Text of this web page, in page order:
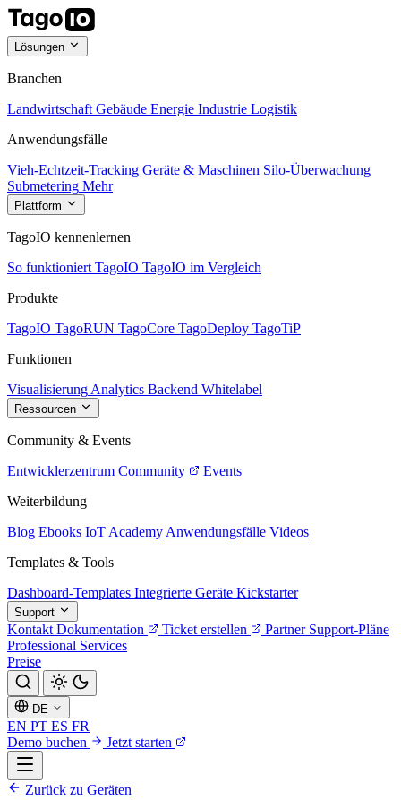
Lösungen
Branchen
Landwirtschaft Gebäude Energie Industrie Logistik
Anwendungsfälle
Vieh-Echtzeit-Tracking Geräte & Maschinen Silo-Überwachung
Submetering Mehr
Plattform
TagoIO kennenlernen
So funktioniert TagoIO TagoIO im Vergleich
Produkte
TagoIO TagoRUN TagoCore TagoDeploy TagoTiP
Funktionen
Visualisierung Analytics Backend Whitelabel
Ressourcen
Community & Events
Entwicklerzentrum Community
Events
Weiterbildung
Blog Ebooks IoT Academy Anwendungsfälle Videos
Templates & Tools
Dashboard-Templates Integrierte Geräte Kickstarter
Support
Kontakt Dokumentation Ticket erstellen Partner Support-Pläne
Professional Services
Preise
DE
EN PT ES FR
Demo buchen
Jetzt starten
Zurück zu Geräten